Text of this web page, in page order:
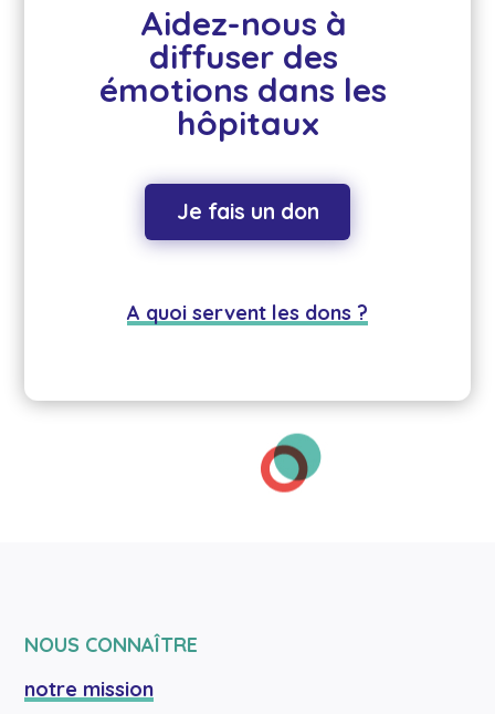
Aidez-nous à
diffuser des
émotions dans les
hôpitaux
Je fais un don
A quoi servent les dons ?
NOUS CONNAÎTRE
notre mission